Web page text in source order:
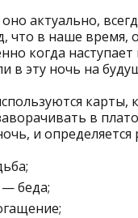
актуально,
что в наше
когда
в эту ночь на
в
и определяется
беда;